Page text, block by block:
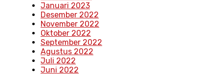
Januari 2023
Desember 2022
November 2022
Oktober 2022
September 2022
Agustus 2022
Juli 2022
Juni 2022